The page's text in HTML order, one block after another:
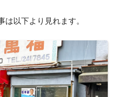
は以下より見れます。